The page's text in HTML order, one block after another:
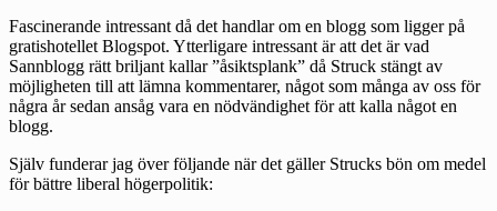
Fascinerande intressant då det handlar om en blogg som ligger på
gratishotellet Blogspot. Ytterligare intressant är att det är vad
Sannblogg rätt briljant kallar ”åsiktsplank” då Struck stängt av
möjligheten till att lämna kommentarer, något som många av oss för
några år sedan ansåg vara en nödvändighet för att kalla något en
blogg.
Själv funderar jag över följande när det gäller Strucks bön om medel
för bättre liberal högerpolitik: